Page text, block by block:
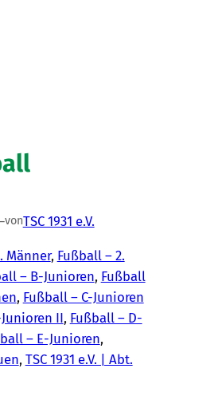
vonTSC 1931 e.V.
Männer, Fußball – 2.
– B-Junioren, Fußball
, Fußball – C-Junioren
II, Fußball – D-
– E-Junioren ,
, TSC 1931 e.V. | Abt.